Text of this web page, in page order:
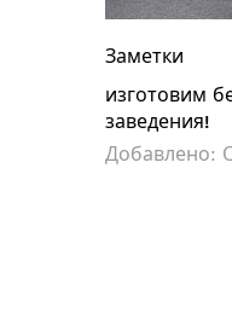
Заметки
изготовим
заведения!
Добавлено: